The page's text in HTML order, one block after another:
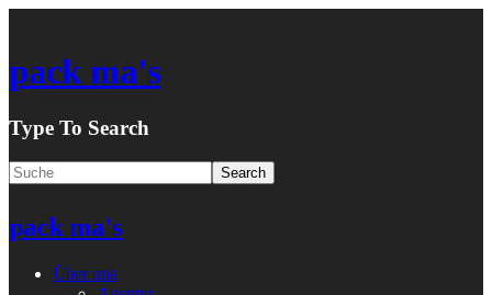
pack ma's
Type To Search
pack ma's
Über uns